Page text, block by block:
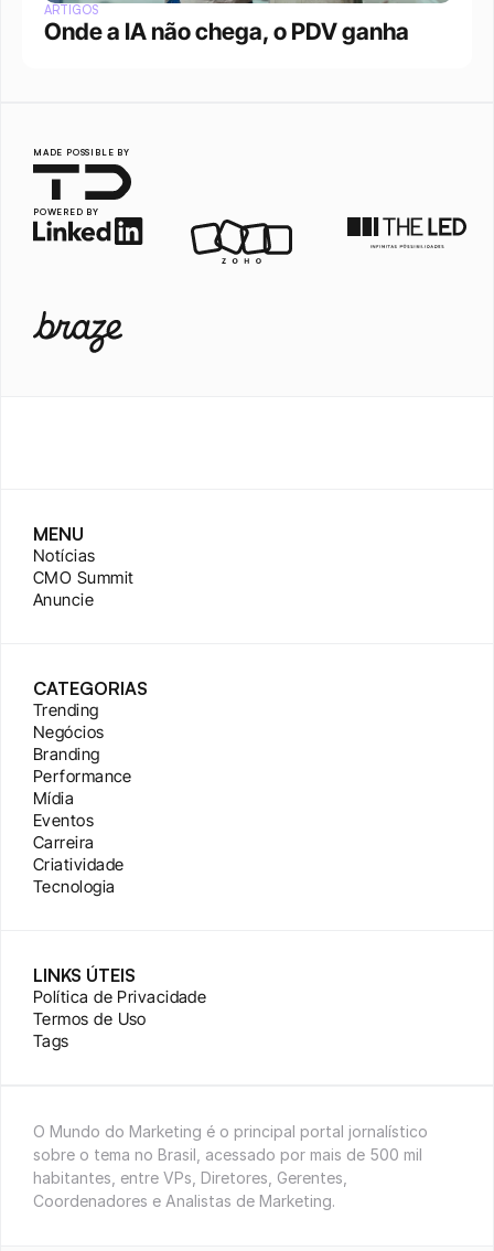
ARTIGOS
Onde a IA não chega, o PDV ganha
MADE POSSIBLE BY
POWERED BY
MENU
Notícias
CMO Summit
Anuncie
CATEGORIAS
Trending
Negócios
Branding
Performance
Mídia
Eventos
Carreira
Criatividade
Tecnologia
LINKS ÚTEIS
Política de Privacidade
Termos de Uso
Tags
O Mundo do Marketing é o principal portal jornalístico
sobre o tema no Brasil, acessado por mais de 500 mil
habitantes, entre VPs, Diretores, Gerentes,
Coordenadores e Analistas de Marketing.